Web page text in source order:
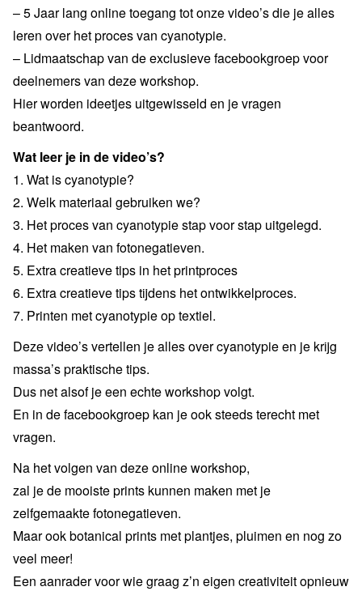
– 5 Jaar lang online toegang tot onze video’s die je alles
leren over het proces van cyanotypie.
– Lidmaatschap van de exclusieve facebookgroep voor
deelnemers van deze workshop.
Hier worden ideetjes uitgewisseld en je vragen
beantwoord.
Wat leer je in de video’s?
1. Wat is cyanotypie?
2. Welk materiaal gebruiken we?
3. Het proces van cyanotypie stap voor stap uitgelegd.
4. Het maken van fotonegatieven.
5. Extra creatieve tips in het printproces
6. Extra creatieve tips tijdens het ontwikkelproces.
7. Printen met cyanotypie op textiel.
Deze video’s vertellen je alles over cyanotypie en je krijg
massa’s praktische tips.
Dus net alsof je een echte workshop volgt.
En in de facebookgroep kan je ook steeds terecht met
vragen.
Na het volgen van deze online workshop,
zal je de mooiste prints kunnen maken met je
zelfgemaakte fotonegatieven.
Maar ook botanical prints met plantjes, pluimen en nog zo
veel meer!
Een aanrader voor wie graag z’n eigen creativiteit opnieuw